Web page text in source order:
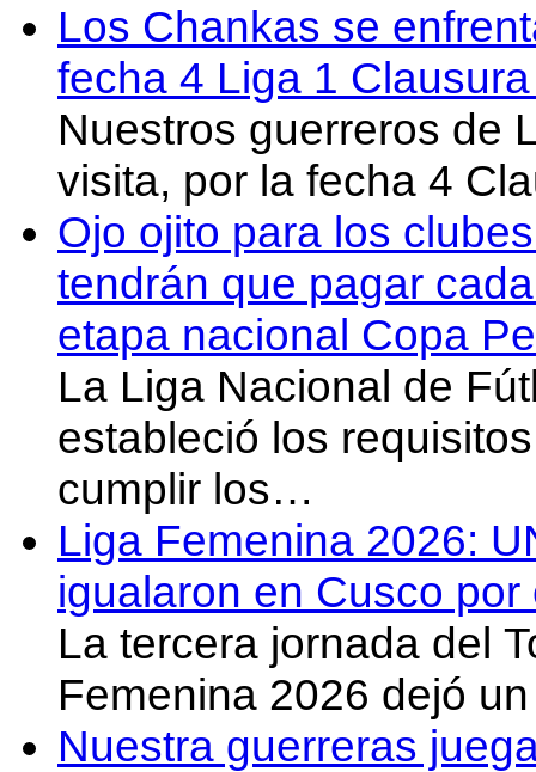
Los Chankas se
fecha 4 Liga 1
Nuestros guerreros de
visita, por la fecha 4
Ojo ojito para los
tendrán que pagar
etapa nacional Copa
La Liga Nacional de
estableció los
cumplir los…
Liga Femenina 2026:
igualaron en Cusco
La tercera jornada del
Femenina 2026 dejó
Nuestra guerreras